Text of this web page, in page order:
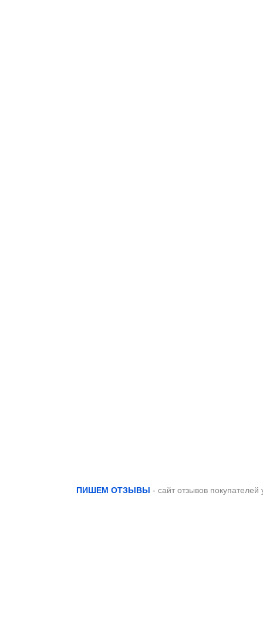
ПИШЕМ ОТЗЫВЫ - сайт отзывов покупателей